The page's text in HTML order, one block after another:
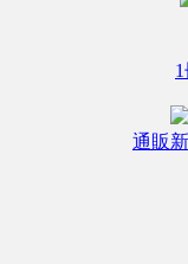
通販